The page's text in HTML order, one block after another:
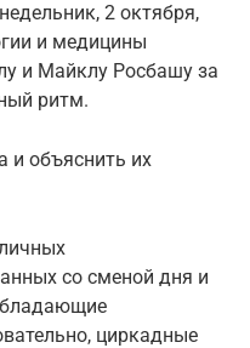
2 октября,
и медицины
и Майклу Росбашу за
ритм.
и объяснить их
со сменой дня и
циркадные